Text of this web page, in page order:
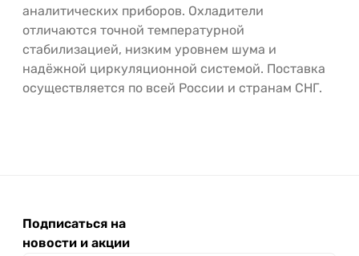
аналитических приборов. Охладители
отличаются точной температурной
стабилизацией, низким уровнем шума и
надёжной циркуляционной системой. Поставка
осуществляется по всей России и странам СНГ.
Подписаться на
новости и акции